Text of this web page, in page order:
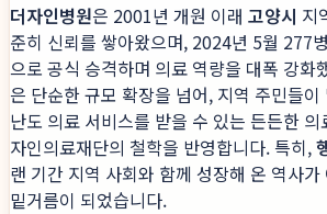
더자인병원은 2001년 개원 이래 고양시 지
준히 신뢰를 쌓아왔으며, 2024년 5월 277
으로 공식 승격하며 의료 역량을 대폭 강화
은 단순한 규모 확장을 넘어, 지역 주민들
난도 의료 서비스를 받을 수 있는 든든한
자인의료재단의 철학을 반영합니다. 특히,
랜 기간 지역 사회와 함께 성장해 온 역사
밑거름이 되었습니다.